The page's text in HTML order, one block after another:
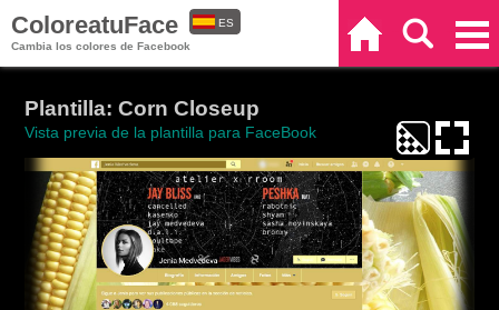
ColoreatuFace
Cambia los colores de Facebook
ES
Plantilla: Corn Closeup
Vista previa de la plantilla para FaceBook